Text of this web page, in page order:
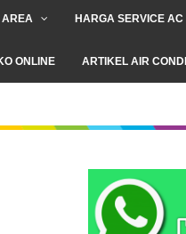
AREA HARGA SERVICE AC
ONLINE ARTIKEL AIR